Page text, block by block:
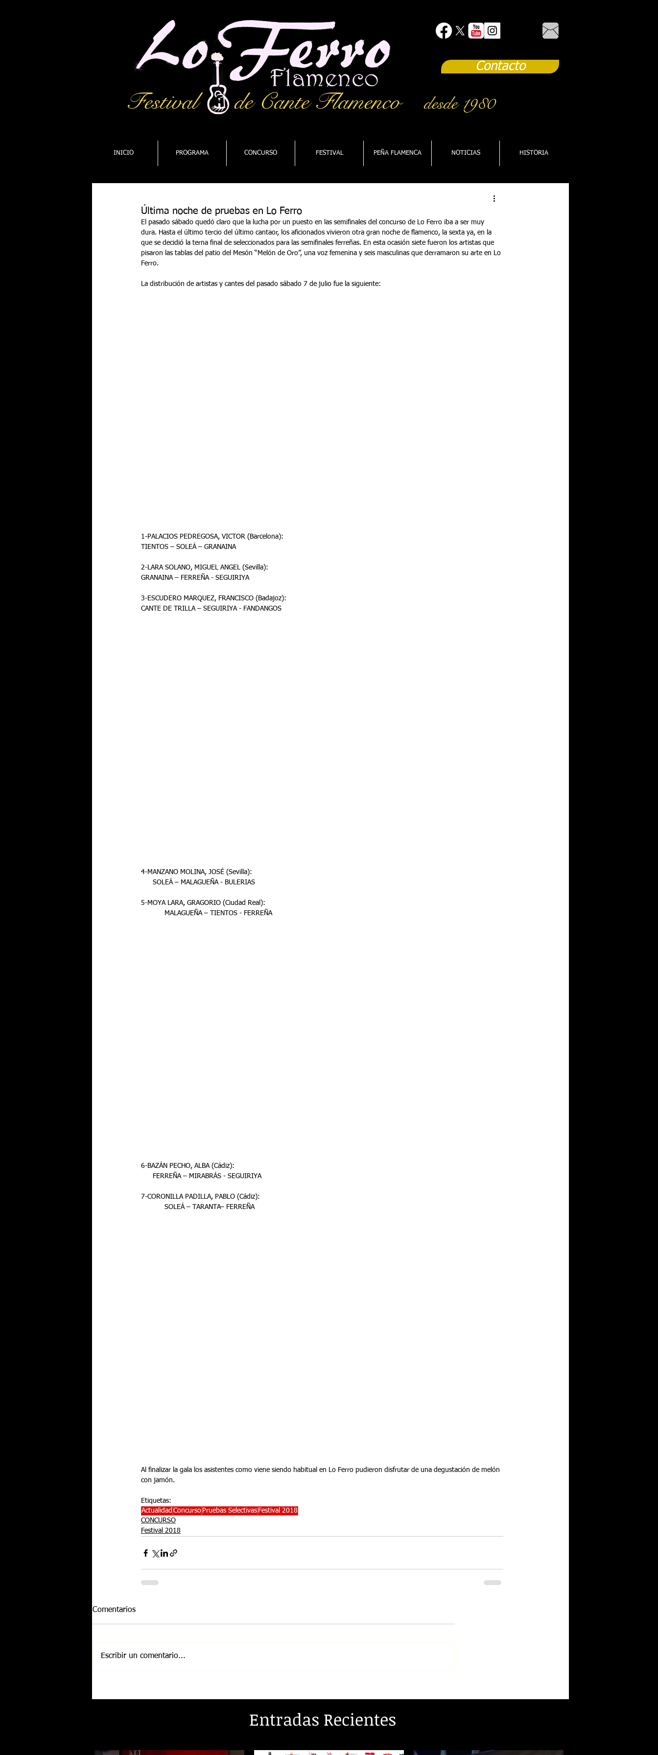
Contacto
Festival de Cante Flamencodesde 1980
INICIO PROGRAMA CONCURSO FESTIVAL PEÑA FLAMENCA NOTICIAS HISTORIA
Última noche de pruebas en Lo Ferro
El pasado sábado quedó claro que la lucha por un puesto en las semifinales del concurso de Lo Ferro iba a ser muy
dura. Hasta el último tercio del último cantaor, los aficionados vivieron otra gran noche de flamenco, la sexta ya, en la
que se decidió la terna final de seleccionados para las semifinales ferreñas. En esta ocasión siete fueron los artistas que
pisaron las tablas del patio del Mesón “Melón de Oro”, una voz femenina y seis masculinas que derramaron su arte en Lo
Ferro.
La distribución de artistas y cantes del pasado sábado 7 de julio fue la siguiente:
1-PALACIOS PEDREGOSA, VICTOR (Barcelona):
TIENTOS – SOLEÁ – GRANAINA
2-LARA SOLANO, MIGUEL ANGEL (Sevilla):
GRANAINA – FERREÑA - SEGUIRIYA
3-ESCUDERO MARQUEZ, FRANCISCO (Badajoz):
CANTE DE TRILLA – SEGUIRIYA - FANDANGOS
4-MANZANO MOLINA, JOSÉ (Sevilla):
      SOLEÁ – MALAGUEÑA - BULERIAS
5-MOYA LARA, GRAGORIO (Ciudad Real):
            MALAGUEÑA – TIENTOS - FERREÑA
6-BAZÁN PECHO, ALBA (Cádiz):
      FERREÑA – MIRABRÁS - SEGUIRIYA
7-CORONILLA PADILLA, PABLO (Cádiz):
            SOLEÁ – TARANTA– FERREÑA
Al finalizar la gala los asistentes como viene siendo habitual en Lo Ferro pudieron disfrutar de una degustación de melón
con jamón.
Etiquetas:
Actualidad Concurso Pruebas Selectivas Festival 2018
CONCURSO
Festival 2018
Comentarios
Escribir un comentario...
Entradas Recientes